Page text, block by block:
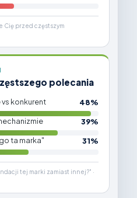
Cię przed częstszym
polecania
konkurent
48%
39%
ta marka"
31%
tej marki zamiast innej?" ·